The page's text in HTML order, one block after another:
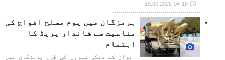
2025-04-18 15:00
ہرمزگان میں یوم مسلح افواج کی
مناسبت سے شاندار پریڈ کا
اہتمام
ایران کے دیگر شہروں کی طرح ہرمزگان میں